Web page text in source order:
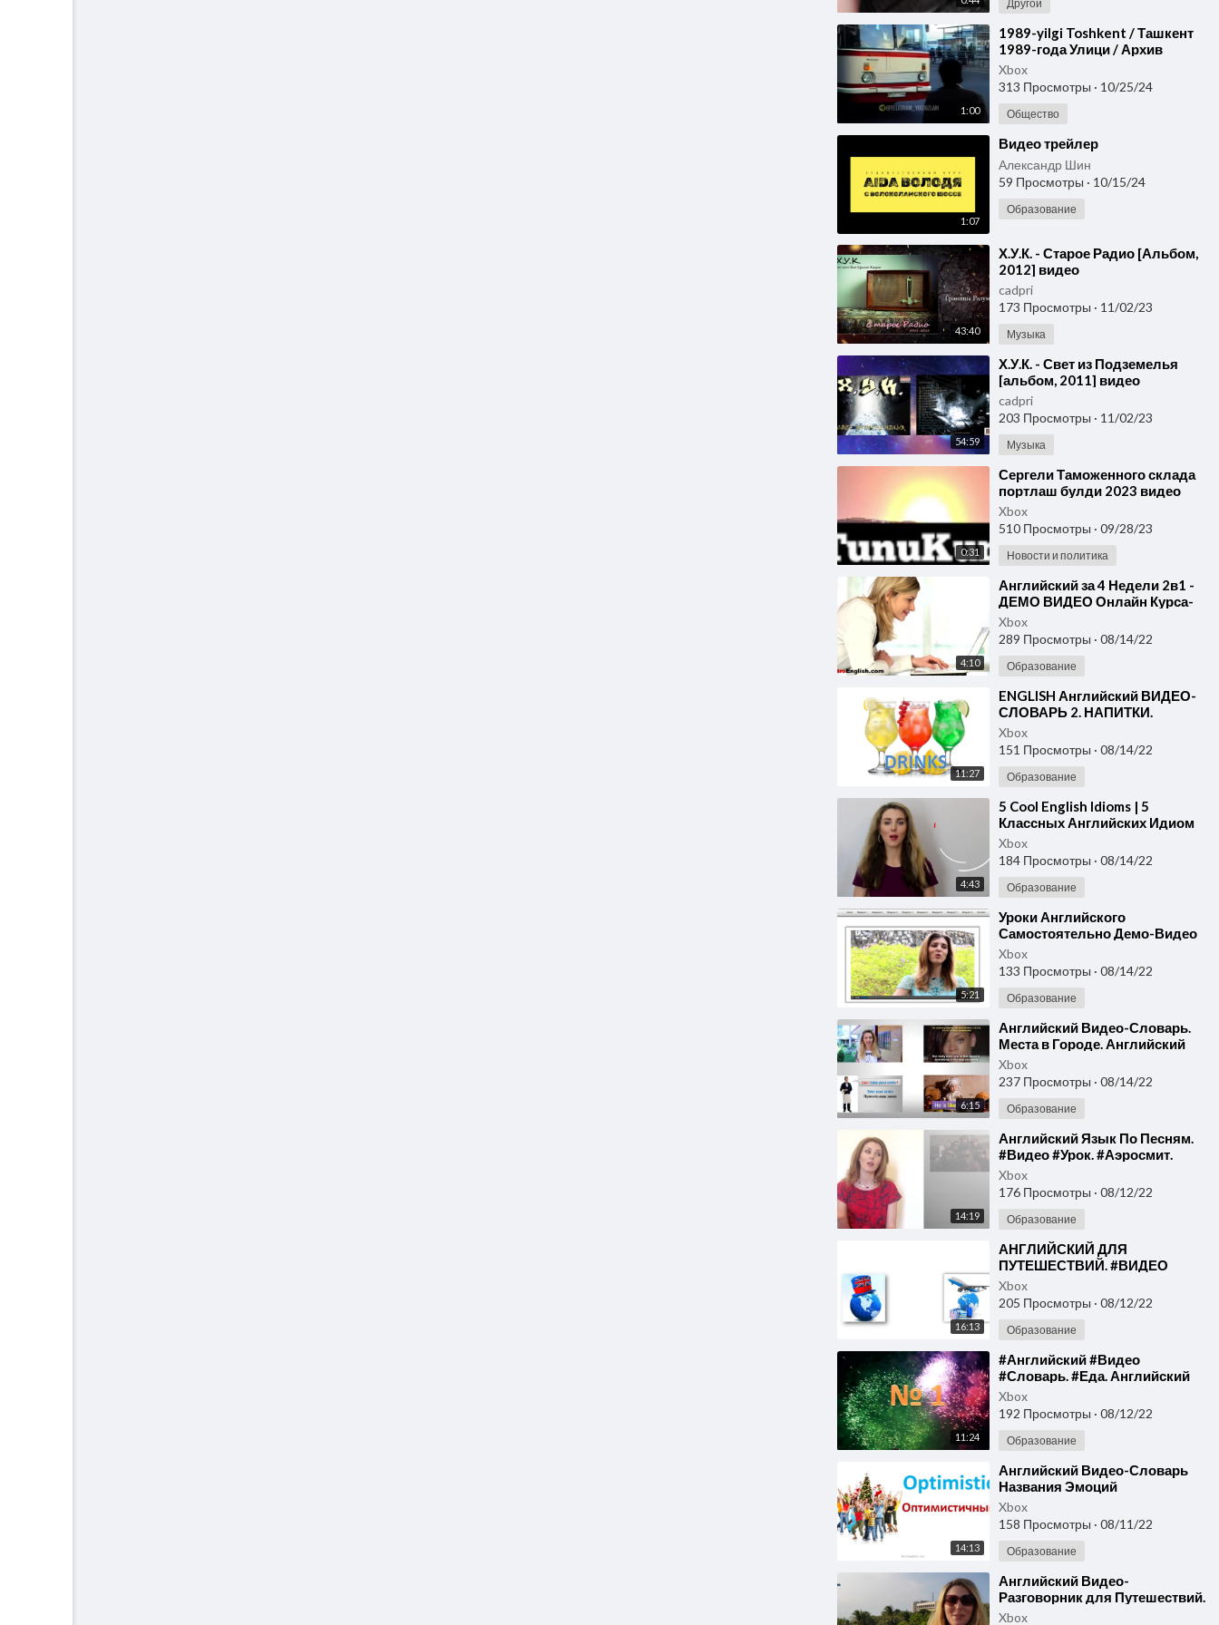
Другой
1:00
⁣1989-yilgi Toshkent / Ташкент
1989-года Улици / Архив
видео
Xbox
313 Просмотры · 10/25/24
Общество
1:07
⁣Видео трейлер
Александр Шин
59 Просмотры · 10/15/24
Образование
43:40
⁣Х.У.К. - Старое Радио [Альбом,
2012] видео
cadpri
173 Просмотры · 11/02/23
Музыка
54:59
⁣Х.У.К. - Свет из Подземелья
[альбом, 2011] видео
cadpri
203 Просмотры · 11/02/23
Музыка
0:31
⁣Сергели Таможенного склада
портлаш булди 2023 видео
Xbox
510 Просмотры · 09/28/23
Новости и политика
4:10
⁣⁣Английский за 4 Недели 2в1 -
ДЕМО ВИДЕО Онлайн Курса-
Xbox
289 Просмотры · 08/14/22
Образование
11:27
⁣ENGLISH ⁣Английский ВИДЕО-
СЛОВАРЬ 2. НАПИТКИ.
Английский Для Начинающих
Xbox
151 Просмотры · 08/14/22
Образование
4:43
⁣⁣5 Cool English Idioms | 5
Классных Английских Идиом
(Видео на английском)
Xbox
184 Просмотры · 08/14/22
Образование
5:21
⁣Уроки Английского
Самостоятельно Демо-Видео
Курса
Xbox
133 Просмотры · 08/14/22
Образование
6:15
⁣⁣Английский Видео-Словарь.
Места в Городе. Английский
Язык с Нуля
Xbox
237 Просмотры · 08/14/22
Образование
14:19
⁣⁣Английский Язык По Песням.
#Видео #Урок. #Аэросмит.
Английский #Язык Для
Начинающих
Xbox
176 Просмотры · 08/12/22
Образование
16:13
⁣АНГЛИЙСКИЙ ДЛЯ
ПУТЕШЕСТВИЙ. #ВИДЕО
#УРОК. #АНГЛИЙСКИЙ #ЯЗЫК
#ПРАКТИЧЕСКИЙ #УРОК
Xbox
205 Просмотры · 08/12/22
Образование
11:24
⁣#⁣Английский #Видео
#Словарь. #Еда. Английский
Для Начинающих
Xbox
192 Просмотры · 08/12/22
Образование
14:13
⁣Английский Видео-Словарь
Названия Эмоций
Xbox
158 Просмотры · 08/11/22
Образование
⁣Английский Видео-
Разговорник для Путешествий.
Индонезия
Xbox